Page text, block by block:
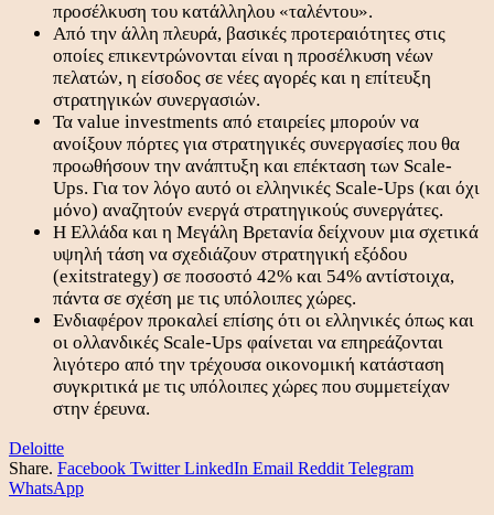
προσέλκυση του κατάλληλου «ταλέντου».
Από την άλλη πλευρά, βασικές προτεραιότητες στις
οποίες επικεντρώνονται είναι η προσέλκυση νέων
πελατών, η είσοδος σε νέες αγορές και η επίτευξη
στρατηγικών συνεργασιών.
Τα value investments από εταιρείες μπορούν να
ανοίξουν πόρτες για στρατηγικές συνεργασίες που θα
προωθήσουν την ανάπτυξη και επέκταση των Scale-
Ups. Για τον λόγο αυτό οι ελληνικές Scale-Ups (και όχι
μόνο) αναζητούν ενεργά στρατηγικούς συνεργάτες.
Η Ελλάδα και η Μεγάλη Βρετανία δείχνουν μια σχετικά
υψηλή τάση να σχεδιάζουν στρατηγική εξόδου
(exitstrategy) σε ποσοστό 42% και 54% αντίστοιχα,
πάντα σε σχέση με τις υπόλοιπες χώρες.
Ενδιαφέρον προκαλεί επίσης ότι οι ελληνικές όπως και
οι ολλανδικές Scale-Ups φαίνεται να επηρεάζονται
λιγότερο από την τρέχουσα οικονομική κατάσταση
συγκριτικά με τις υπόλοιπες χώρες που συμμετείχαν
στην έρευνα.
Deloitte
Share. Facebook Twitter LinkedIn Email Reddit Telegram
WhatsApp